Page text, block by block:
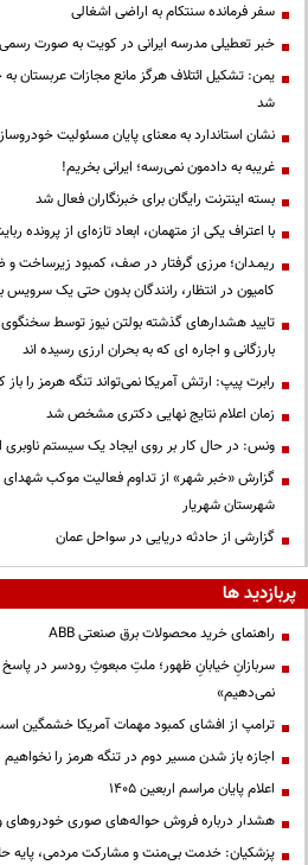
سفر فرمانده سنتکام به اراضی اشغالی
خبر تعطیلی مدرسه ایرانی در کویت به صورت
یمن: تشکیل ائتلاف هرگز مانع مجازات عربستان
شد
نشان استاندارد به معنای پایان مسئولیت
غریبه به دادمون نمی‌رسه؛ ایرانی بخریم!
بسته اینترنت رایگان برای خبرنگاران فعال شد
با اعتراف یکی از متهمان، ابعاد تازه‌ای از
کامیون در انتظار، رانندگان بدون حتی یک سرویس
تایید هشدارهای گذشته بولتن نیوز توسط
بارزگانی و اجاره ای که به بحران ارزی رسیده اند
رابرت پیپ: ارتش آمریکا نمی‌تواند تنگه هرمز را باز
زمان اعلام نتایج نهایی دکتری مشخص شد
ونس: در حال کار بر روی ایجاد یک سیستم
گزارش «خبر شهر» از تداوم فعالیت موکب شهدای
شهرستان شهریار
گزارشی از حادثه دریایی در سواحل عمان
پربازدید ها
راهنمای خرید محصولات برق صنعتی ABB
سربازانِ خیابانِ ظهور؛ ملتِ مبعوثِ رودسر در پاسخ
نمی‌دهیم»
ترامپ از افشای کمبود مهمات آمریکا خشمگین
اجازه باز شدن مسیر دوم در تنگه هرمز را نخواهیم
اعلام پایان مراسم اربعین ۱۴۰۵
هشدار درباره فروش حواله‌های صوری خودروهای
پزشکیان: خدمت بی‌منت و مشارکت مردمی،